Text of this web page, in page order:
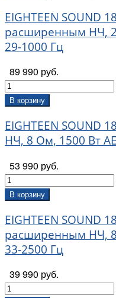
EIGHTEEN SOUND
расширенным НЧ, 2
29-1000 Гц
89 990 руб.
В корзину
EIGHTEEN SOUND
НЧ, 8 Ом, 1500 Вт
53 990 руб.
В корзину
EIGHTEEN SOUND
расширенным НЧ, 8
33-2500 Гц
39 990 руб.